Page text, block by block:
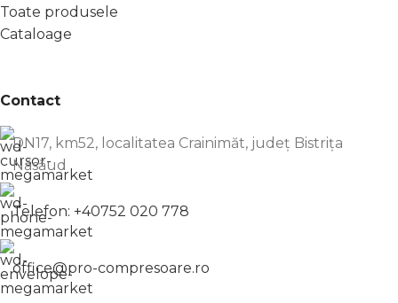
Toate produsele
Cataloage
Contact
DN17, km52, localitatea Crainimăt, județ Bistrița
Năsăud
Telefon: +40752 020 778
office@pro-compresoare.ro